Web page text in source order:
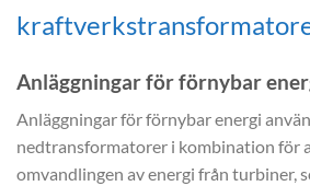
Anläggningar för förnybar
Anläggningar för förnybar energi
nedtransformatorer i kombination för
omvandlingen av energi från turbiner,